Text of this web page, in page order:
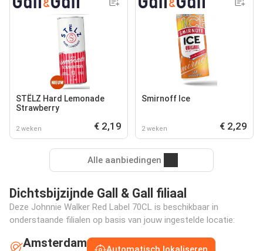
STËLZ Hard Lemonade
Strawberry
2 weken € 2,19
Smirnoff Ice
2 weken € 2,29
Alle aanbiedingen
Dichtsbijzijnde Gall & Gall filiaal
Deze Johnnie Walker Red Label 70CL is beschikbaar in
onderstaande filialen op basis van jouw ingestelde locatie:
Amsterdam